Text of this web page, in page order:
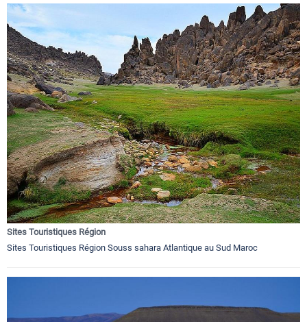
Sites Touristiques Région
Sites Touristiques Région Souss sahara Atlantique au Sud Maroc